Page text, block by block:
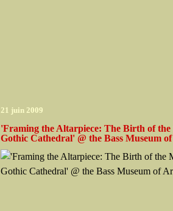
21 juin 2009
'Framing the Altarpiece: The Birth of
Gothic Cathedral' @ the Bass Museum